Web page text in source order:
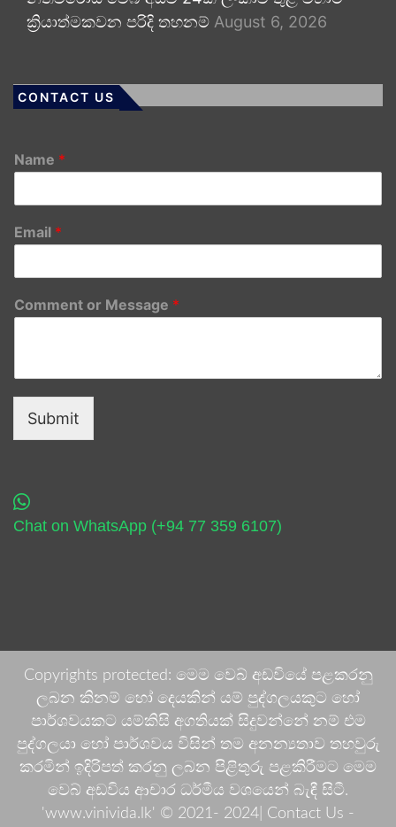
ක්‍රියාත්මකවන පරිදි තහනම් August 6, 2026
CONTACT US
Name *
Email *
Comment or Message *
Submit
Chat on WhatsApp (+94 77 359 6107)
Copyrights protected: මෙම වෙබ් අඩවියේ පළකරනු
ලබන කිනම් හෝ දෙයකින් යම් පුද්ගලයකුට හෝ
පාර්ශවයකට යම්කිසි අගතියක් සිදුවන්නේ නම් එම
පුද්ගලයා හෝ පාර්ශවය විසින් තම අනන්‍යතාව තහවුරු
කරමින් ඉදිරිපත් කරනු ලබන පිළිතුරු පළකිරීමට මෙම
වෙබ් අඩවිය ආචාර ධර්මීය වශයෙන් බැඳී සිටී.
'www.vinivida.lk' © 2021- 2024| Contact Us -